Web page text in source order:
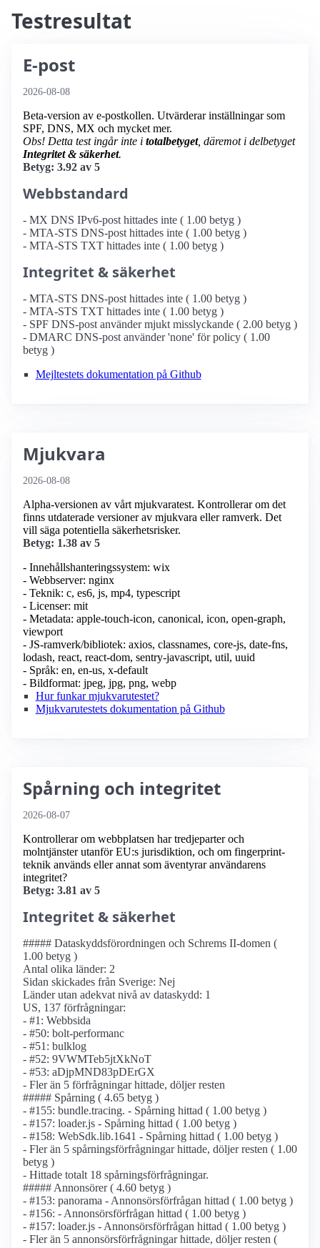
Testresultat
E-post
2026-08-08
Beta-version av e-postkollen. Utvärderar inställningar som
SPF, DNS, MX och mycket mer.
Obs! Detta test ingår inte i totalbetyget, däremot i delbetyget
Integritet & säkerhet.
Betyg: 3.92 av 5
Webbstandard
- MX DNS IPv6-post hittades inte ( 1.00 betyg )
- MTA-STS DNS-post hittades inte ( 1.00 betyg )
- MTA-STS TXT hittades inte ( 1.00 betyg )
Integritet & säkerhet
- MTA-STS DNS-post hittades inte ( 1.00 betyg )
- MTA-STS TXT hittades inte ( 1.00 betyg )
- SPF DNS-post använder mjukt misslyckande ( 2.00 betyg )
- DMARC DNS-post använder 'none' för policy ( 1.00
betyg )
Mejltestets dokumentation på Github
Mjukvara
2026-08-08
Alpha-versionen av vårt mjukvaratest. Kontrollerar om det
finns utdaterade versioner av mjukvara eller ramverk. Det
vill säga potentiella säkerhetsrisker.
Betyg: 1.38 av 5
- Innehållshanteringssystem: wix
- Webbserver: nginx
- Teknik: c, es6, js, mp4, typescript
- Licenser: mit
- Metadata: apple-touch-icon, canonical, icon, open-graph,
viewport
- JS-ramverk/bibliotek: axios, classnames, core-js, date-fns,
lodash, react, react-dom, sentry-javascript, util, uuid
- Språk: en, en-us, x-default
- Bildformat: jpeg, jpg, png, webp
Hur funkar mjukvarutestet?
Mjukvarutestets dokumentation på Github
Spårning och integritet
2026-08-07
Kontrollerar om webbplatsen har tredjeparter och
molntjänster utanför EU:s jurisdiktion, och om fingerprint-
teknik används eller annat som äventyrar användarens
integritet?
Betyg: 3.81 av 5
Integritet & säkerhet
##### Dataskyddsförordningen och Schrems II-domen (
1.00 betyg )
Antal olika länder: 2
Sidan skickades från Sverige: Nej
Länder utan adekvat nivå av dataskydd: 1
US, 137 förfrågningar:
- #1: Webbsida
- #50: bolt-performanc
- #51: bulklog
- #52: 9VWMTeb5jtXkNoT
- #53: aDjpMND83pDErGX
- Fler än 5 förfrågningar hittade, döljer resten
##### Spårning ( 4.65 betyg )
- #155: bundle.tracing. - Spårning hittad ( 1.00 betyg )
- #157: loader.js - Spårning hittad ( 1.00 betyg )
- #158: WebSdk.lib.1641 - Spårning hittad ( 1.00 betyg )
- Fler än 5 spårnings­förfrågningar hittade, döljer resten ( 1.00
betyg )
- Hittade totalt 18 spårnings­förfrågningar.
##### Annonsörer ( 4.60 betyg )
- #153: panorama - Annonsörs­förfrågan hittad ( 1.00 betyg )
- #156: - Annonsörs­förfrågan hittad ( 1.00 betyg )
- #157: loader.js - Annonsörs­förfrågan hittad ( 1.00 betyg )
- Fler än 5 annonsörs­förfrågningar hittade, döljer resten (